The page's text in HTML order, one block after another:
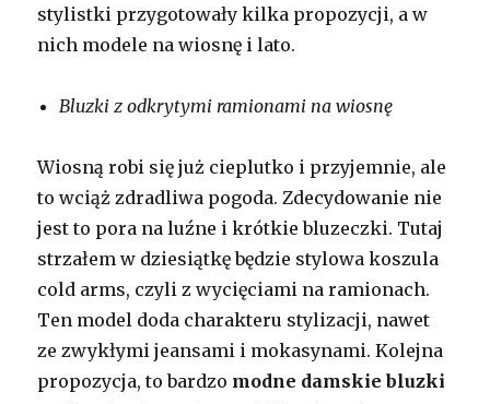
stylistki przygotowały kilka propozycji, a w
nich modele na wiosnę i lato.
Bluzki z odkrytymi ramionami na wiosnę
Wiosną robi się już cieplutko i przyjemnie, ale
to wciąż zdradliwa pogoda. Zdecydowanie nie
jest to pora na luźne i krótkie bluzeczki. Tutaj
strzałem w dziesiątkę będzie stylowa koszula
cold arms, czyli z wycięciami na ramionach.
Ten model doda charakteru stylizacji, nawet
ze zwykłymi jeansami i mokasynami. Kolejna
propozycja, to bardzo modne damskie bluzki